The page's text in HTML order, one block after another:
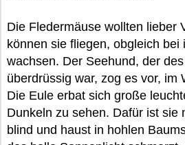
Die Fledermäuse wollten lieber
können sie fliegen, obgleich bei
wachsen. Der Seehund, der
überdrüssig war, zog es vor, im
Die Eule erbat sich große
Dunkeln zu sehen. Dafür ist sie
blind und haust in hohlen